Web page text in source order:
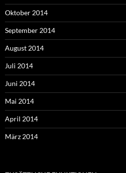
Oktober 2014
September 2014
August 2014
Juli 2014
Juni 2014
Mai 2014
April 2014
März 2014